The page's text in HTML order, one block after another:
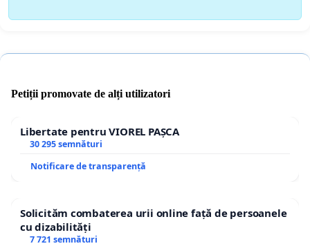
Petiții promovate de alți utilizatori
Libertate pentru VIOREL PAȘCA
30 295 semnături
Notificare de transparență
Solicităm combaterea urii online față de persoanele
cu dizabilități
7 721 semnături